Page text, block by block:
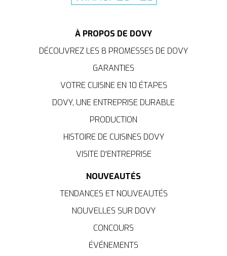
À PROPOS DE DOVY
DÉCOUVREZ LES 8 PROMESSES DE DOVY
GARANTIES
VOTRE CUISINE EN 10 ÉTAPES
DOVY, UNE ENTREPRISE DURABLE
PRODUCTION
HISTOIRE DE CUISINES DOVY
VISITE D'ENTREPRISE
NOUVEAUTÉS
TENDANCES ET NOUVEAUTÉS
NOUVELLES SUR DOVY
CONCOURS
ÉVÉNEMENTS